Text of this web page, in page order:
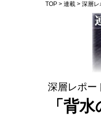
TOP > 連載 > 深層
深層レポ
「背